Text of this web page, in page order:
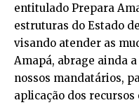
entitulado Prepara
estruturas do Estado
visando atender as
Amapá, abrage ainda
nossos mandatários,
aplicação dos